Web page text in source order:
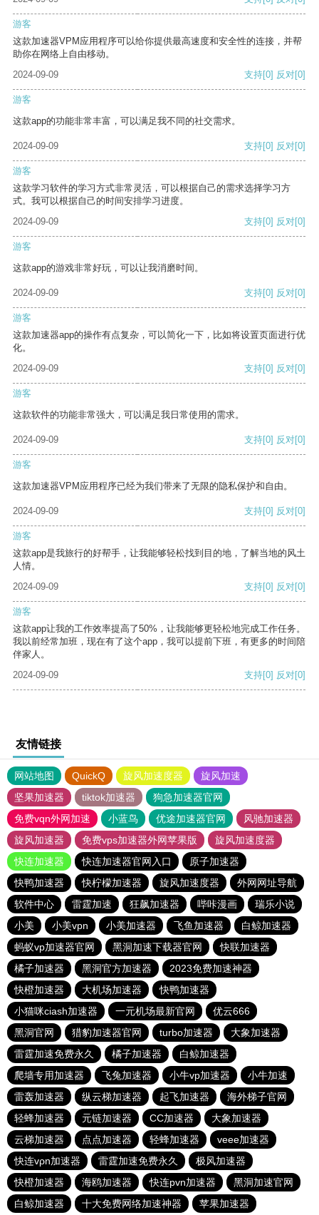
游客
这款加速器VPM应用程序可以给你提供最高速度和安全性的连接，并帮
助你在网络上自由移动。
2024-09-09
支持[0] 反对[0]
游客
这款app的功能非常丰富，可以满足我不同的社交需求。
2024-09-09 支持[0] 反对[0]
游客
这款学习软件的学习方式非常灵活，可以根据自己的需求选择学习方
式。我可以根据自己的时间安排学习进度。
2024-09-09
支持[0] 反对[0]
游客
这款app的游戏非常好玩，可以让我消磨时间。
2024-09-09 支持[0] 反对[0]
游客
这款加速器app的操作有点复杂，可以简化一下，比如将设置页面进行优
化。
2024-09-09
支持[0] 反对[0]
游客
这款软件的功能非常强大，可以满足我日常使用的需求。
2024-09-09 支持[0] 反对[0]
游客
这款加速器VPM应用程序已经为我们带来了无限的隐私保护和自由。
2024-09-09 支持[0] 反对[0]
游客
这款app是我旅行的好帮手，让我能够轻松找到目的地，了解当地的风土
人情。
2024-09-09
支持[0] 反对[0]
游客
这款app让我的工作效率提高了50%，让我能够更轻松地完成工作任务。
我以前经常加班，现在有了这个app，我可以提前下班，有更多的时间陪
伴家人。
2024-09-09
支持[0] 反对[0]
友情链接
网站地图 QuickQ 旋风加速度器
旋风加速
坚果加速器
tiktok加速器
狗急加速器官网
免费vqn外网加速
小蓝鸟 优途加速器官网
风驰加速器
旋风加速器
免费vps加速器外网苹果版
旋风加速度器
快连加速器
快连加速器官网入口
原子加速器
快鸭加速器
快柠檬加速器 旋风加速度器
外网网址导航
软件中心
雷霆加速 狂飙加速器 哔咔漫画
瑞乐小说
小美
小美vpn 小美加速器 飞鱼加速器
白鲸加速器
蚂蚁vp加速器官网
黑洞加速下载器官网
快联加速器
橘子加速器
黑洞官方加速器
2023免费加速神器
快橙加速器
大机场加速器
快鸭加速器
小猫咪ciash加速器
一元机场最新官网
优云666
黑洞官网
猎豹加速器官网 turbo加速器
大象加速器
雷霆加速免费永久
橘子加速器
白鲸加速器
爬墙专用加速器
飞兔加速器 小牛vp加速器
小牛加速
雷轰加速器
纵云梯加速器 起飞加速器
海外梯子官网
轻蜂加速器
元链加速器 CC加速器
大象加速器
云梯加速器
点点加速器 轻蜂加速器
veee加速器
快连vρn加速器
雷霆加速免费永久
极风加速器
快橙加速器
海鸥加速器 快连pvn加速器
黑洞加速官网
白鲸加速器
十大免费网络加速神器 苹果加速器